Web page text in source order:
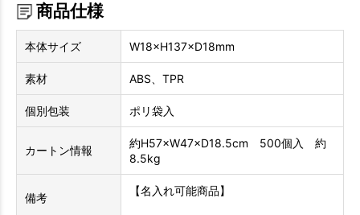
商品仕様
本体サイズ W18×H137×D18mm
素材 ABS、TPR
個別包装 ポリ袋入
カートン情報
約H57×W47×D18.5cm 500個入 約
8.5kg
備考
【名入れ可能商品】